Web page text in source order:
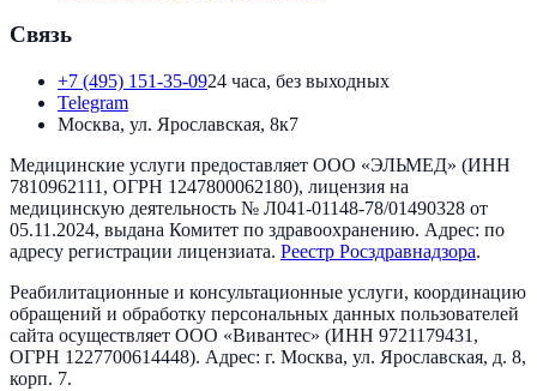
Связь
+7 (495) 151-35-0924 часа, без выходных
Telegram
Москва, ул. Ярославская, 8к7
Медицинские услуги предоставляет ООО «ЭЛЬМЕД» (ИНН
7810962111 , ОГРН 1247800062180), лицензия на
медицинскую деятельность № Л041-01148-78/01490328 от
05.11.2024, выдана Комитет по здравоохранению. Адрес: по
адресу регистрации лицензиата. Реестр Росздравнадзора.
Реабилитационные и консультационные услуги, координацию
обращений и обработку персональных данных пользователей
сайта осуществляет ООО «Вивантес» (ИНН 9721179431 ,
ОГРН 1227700614448). Адрес: г. Москва, ул. Ярославская, д. 8,
корп. 7.